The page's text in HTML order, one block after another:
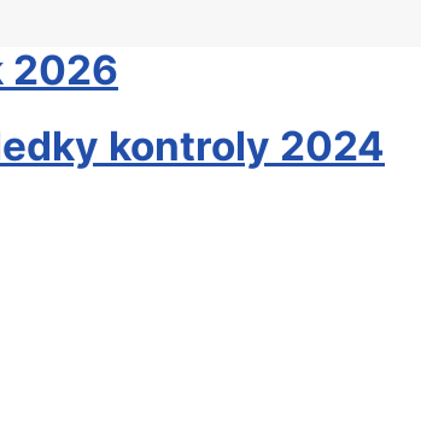
2026
kontroly 2024